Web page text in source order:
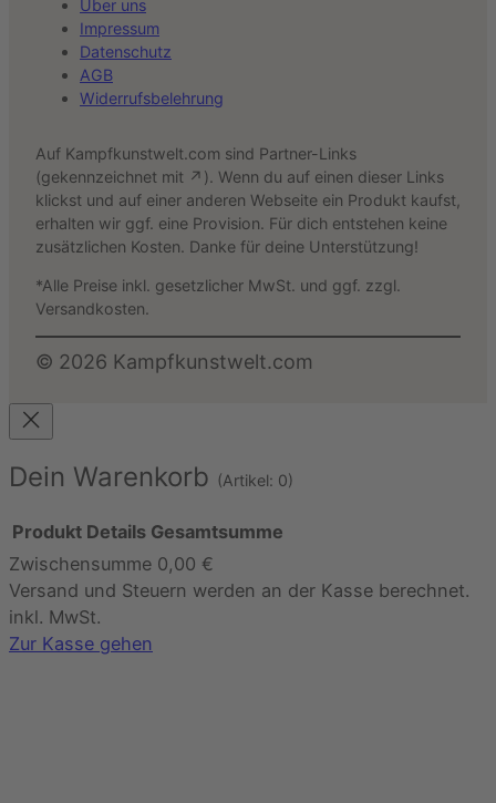
Über uns
Impressum
Datenschutz
AGB
Widerrufsbelehrung
Auf Kampfkunstwelt.com sind Partner-Links
(gekennzeichnet mit ↗). Wenn du auf einen dieser Links
klickst und auf einer anderen Webseite ein Produkt kaufst,
erhalten wir ggf. eine Provision. Für dich entstehen keine
zusätzlichen Kosten. Danke für deine Unterstützung!
*Alle Preise inkl. gesetzlicher MwSt. und ggf. zzgl.
Versandkosten.
© 2026 Kampfkunstwelt.com
Dein Warenkorb (Artikel: 0)
Produkte
im
Warenkorb
Produkt Details Gesamtsumme
Zwischensumme 0,00 €
Versand und Steuern werden an der Kasse berechnet.
inkl. MwSt.
Zur Kasse gehen